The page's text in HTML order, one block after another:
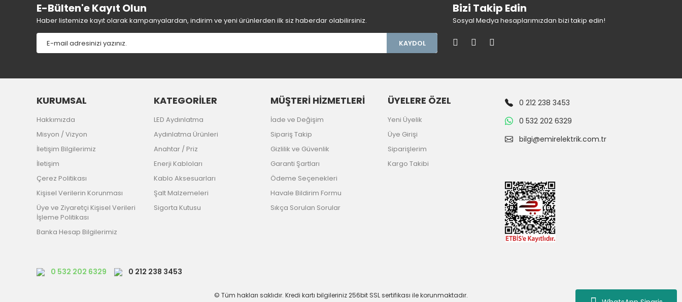
E-Bülten'e Kayıt Olun
Haber listemize kayıt olarak kampanyalardan, indirim ve yeni ürünlerden ilk siz haberdar olabilirsiniz.
KAYDOL
Bizi Takip Edin
Sosyal Medya hesaplarımızdan bizi takip edin!
KURUMSAL
Hakkımızda
Misyon / Vizyon
İletişim Bilgilerimiz
İletişim
Çerez Politikası
Kişisel Verilerin Korunması
Üye ve Ziyaretçi Kişisel Verileri
İşleme Politikası
Banka Hesap Bilgilerimiz
KATEGORİLER
LED Aydınlatma
Aydınlatma Ürünleri
Anahtar / Priz
Enerji Kabloları
Kablo Aksesuarları
Şalt Malzemeleri
Sigorta Kutusu
MÜŞTERİ HİZMETLERİ
İade ve Değişim
Sipariş Takip
Gizlilik ve Güvenlik
Garanti Şartları
Ödeme Seçenekleri
Havale Bildirim Formu
Sıkça Sorulan Sorular
ÜYELERE ÖZEL
Yeni Üyelik
Üye Girişi
Siparişlerim
Kargo Takibi
0 212 238 3453
0 532 202 6329
bilgi@emirelektrik.com.tr
0 532 202 6329 0 212 238 3453
© Tüm hakları saklıdır. Kredi kartı bilgileriniz 256bit SSL sertifikası ile korunmaktadır.